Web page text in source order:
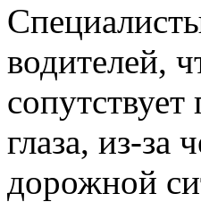
водителей,
глаза, из-за
дорожной